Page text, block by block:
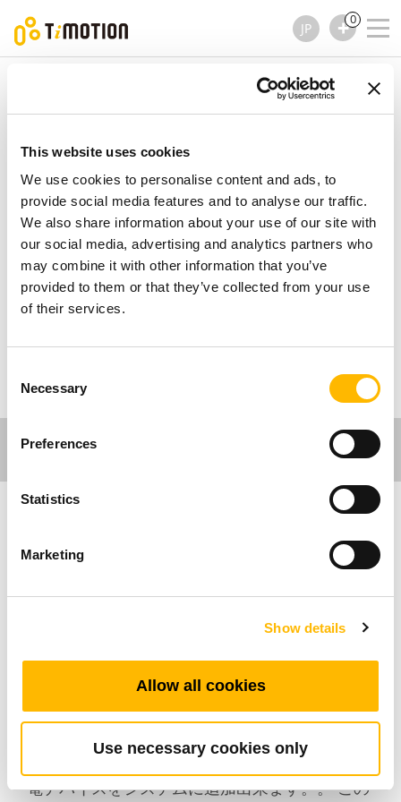
This website uses cookies
We use cookies to personalise content and ads, to
provide social media features and to analyse our traffic.
We also share information about your use of our site with
our social media, advertising and analytics partners who
may combine it with other information that you’ve
provided to them or that they’ve collected from your use
of their services.
Selection
Necessary
Preferences
Statistics
Marketing
Show details
Allow all cookies
Use necessary cookies only
JP
0
TC15P シリーズ
TC15P シリーズ
コントロール ボックス
Ergo Motion
TC15Pは外付けバッテリー用接続ポートがあ
用できます。 さらに、TC15Pには、t-touchと
Bluetoothのオプションが統合されており、デ
スクを重大な損傷から保護し、モバイルデスク
アプリを介してデスクを操作できます。 高度な
電デバイスをシステムに追加出来ます。。 この